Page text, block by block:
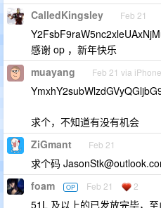
CalledKingsley Feb 21
感谢 op ，新年快乐
muayang Feb 21 via iPhone
求个，不知道有没有机会
ZiGmant Feb 21
求个码
foam OP Feb 21 2
51L 及以上的已发放完毕，